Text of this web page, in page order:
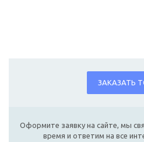
ЗАКАЗАТЬ
Оформите заявку на сайте, мы
время и ответим на все